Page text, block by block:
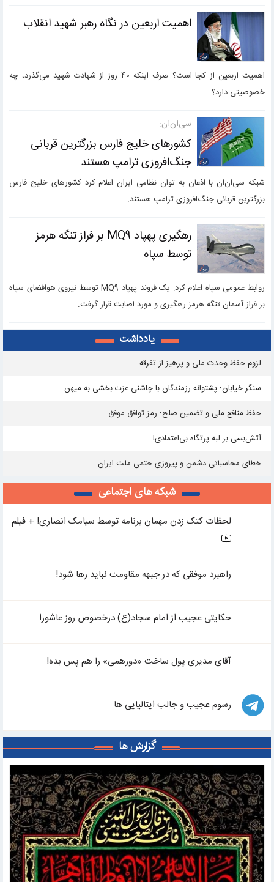
اهمیت اربعین در نگاه رهبر شهید انقلاب
اهمیت اربعین از کجا است؟ صرف اینکه 40 روز از شهادت شهید می‌گذرد، چه
خصوصیتی دارد؟
سی‌ان‌ان:
کشورهای خلیج فارس بزرگترین قربانی
جنگ‌افروزی ترامپ هستند
شبکه سی‌ان‌ان با اذعان به توان نظامی ایران اعلام کرد کشورهای خلیج فارس
بزرگترین قربانی جنگ‌افروزی ترامپ هستند.
رهگیری پهپاد MQ9 بر فراز تنگه هرمز
توسط سپاه
روابط عمومی سپاه اعلام کرد: یک فروند پهپاد MQ9 توسط نیروی هوافضای سپاه
بر فراز آسمان تنگه هرمز رهگیری و مورد اصابت قرار گرفت.
یادداشت
لزوم حفظ وحدت ملی و پرهیز از تفرقه
سنگر خیابان؛ پشتوانه رزمندگان با چاشنی عزت بخشی به میهن
حفظ منافع ملی و تضمین صلح؛ رمز توافق موفق
آتش‌بسی بر لبه پرتگاه بی‌اعتمادی!
خطای محاسباتی دشمن و پیروزی حتمی ملت ایران
شبکه های اجتماعی
لحظات کتک زدن مهمان برنامه توسط سیامک انصاری! + فیلم
راهبرد موفقی که در جبهه مقاومت نباید رها شود!
حکایتی عجیب از امام سجاد(ع) درخصوص روز عاشورا
آقای مدیری پول ساخت «دورهمی» را هم پس بده!
رسوم عجیب و جالب ایتالیایی ها
گزارش ها